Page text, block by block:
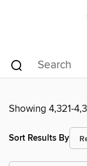
Showing 4,321-
Sort Results By